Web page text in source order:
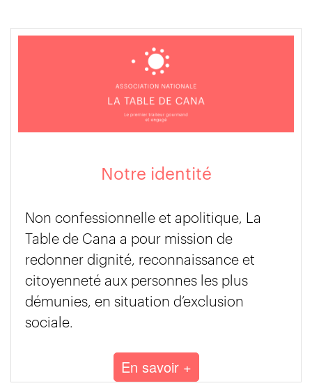
Notre identité
Non confessionnelle et apolitique, La
Table de Cana a pour mission de
redonner dignité, reconnaissance et
citoyenneté aux personnes les plus
démunies, en situation d’exclusion
sociale.
En savoir +